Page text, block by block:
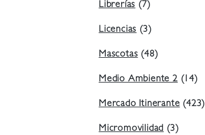
Librerías(7)
Licencias(3)
Mascotas(48)
Medio Ambiente 2(14)
Mercado Itinerante(423)
Micromovilidad(3)